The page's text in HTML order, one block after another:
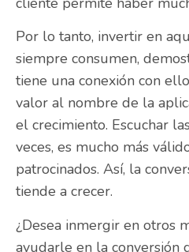
Por lo tanto, invertir en
siempre consumen,
tiene una conexión con
valor al nombre de la
el crecimiento. Escuchar
veces, es mucho más
patrocinados. Así, la
tiende a crecer.
¿Desea inmergir en otros
ayudarle en la conversión